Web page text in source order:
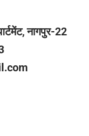
नागपुर-22